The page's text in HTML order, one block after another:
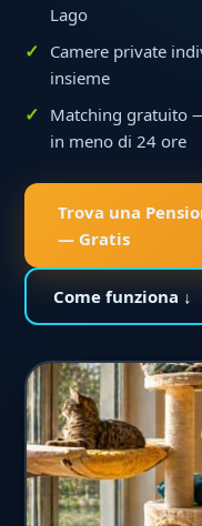
Lago
Camere private
insieme
Matching gratuito
in meno di 24 ore
Trova una
— Gratis
Come funziona ↓